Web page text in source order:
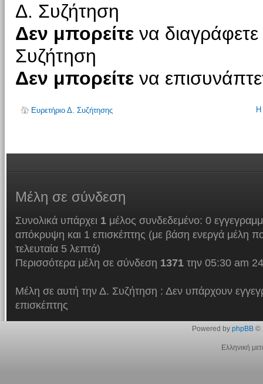
Δ. Συζήτηση
Δεν μπορείτενα διαγράφετε
Συζήτηση
Δεν μπορείτενα
Ευρετήριο Δ. Συζήτησης Η
Μέλη σε σύνδεση
Συνολικά υπάρχει 1μέλος συνδεδεμένο: 0
απόκρυψη και 1 επισκέπτης (με βάση ενεργά μέλη
τελευταία 5 λεπτά)
Περισσότερα μέλη σε σύνδεση 1371την 05:30 am
Μέλη σε αυτή την Δ. Συζήτηση : Δεν υπάρχουν
επισκέπτης
Powered by phpBB©
Ελληνική